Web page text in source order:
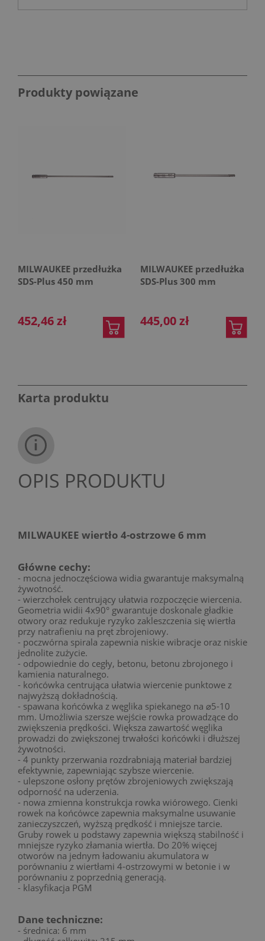
Produkty powiązane
MILWAUKEE przedłużka
SDS-Plus 450 mm
452,46 zł
MILWAUKEE przedłużka
SDS-Plus 300 mm
445,00 zł
Karta produktu
OPIS PRODUKTU
MILWAUKEE wiertło 4-ostrzowe 6 mm
Główne cechy:
- mocna jednoczęściowa widia gwarantuje maksymalną
żywotność.
- wierzchołek centrujący ułatwia rozpoczęcie wiercenia.
Geometria widii 4x90° gwarantuje doskonale gładkie
otwory oraz redukuje ryzyko zakleszczenia się wiertła
przy natrafieniu na pręt zbrojeniowy.
- poczwórna spirala zapewnia niskie wibracje oraz niskie
jednolite zużycie.
- odpowiednie do cegły, betonu, betonu zbrojonego i
kamienia naturalnego.
- końcówka centrująca ułatwia wiercenie punktowe z
najwyższą dokładnością.
- spawana końcówka z węglika spiekanego na ⌀5-10
mm. Umożliwia szersze wejście rowka prowadzące do
zwiększenia prędkości. Większa zawartość węglika
prowadzi do zwiększonej trwałości końcówki i dłuższej
żywotności.
- 4 punkty przerwania rozdrabniają materiał bardziej
efektywnie, zapewniając szybsze wiercenie.
- ulepszone osłony prętów zbrojeniowych zwiększają
odporność na uderzenia.
- nowa zmienna konstrukcja rowka wiórowego. Cienki
rowek na końcówce zapewnia maksymalne usuwanie
zanieczyszczeń, wyższą prędkość i mniejsze tarcie.
Gruby rowek u podstawy zapewnia większą stabilność i
mniejsze ryzyko złamania wiertła. Do 20% więcej
otworów na jednym ładowaniu akumulatora w
porównaniu z wiertłami 4-ostrzowymi w betonie i w
porównaniu z poprzednią generacją.
- klasyfikacja PGM
Dane techniczne:
- średnica: 6 mm